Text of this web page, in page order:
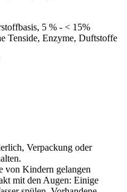
5 % - < 15%
Tenside, Enzyme, Duftstoffe
Verpackung oder
von Kindern gelangen
mit den Augen: Einige